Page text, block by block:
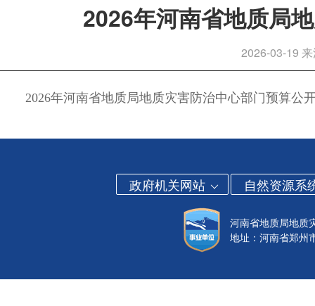
2026年河南省地质局
2026-03-19
2026年河南省地质局地质灾害防治中心部门预算公
政府机关网站 自然资源系
河南省地质局地
地址：河南省郑州